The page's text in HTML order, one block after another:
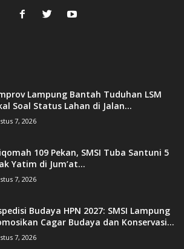
Lampung Bantah Tuduhan LSM
Soal Status Lahan di Jalan...
7, 2026
109 Pekan, SMSI Tuba Santuni 5
Yatim di Jum’at...
7, 2026
Budaya HPN 2027: SMSI Lampung
Cagar Budaya dan Konservasi...
7, 2026